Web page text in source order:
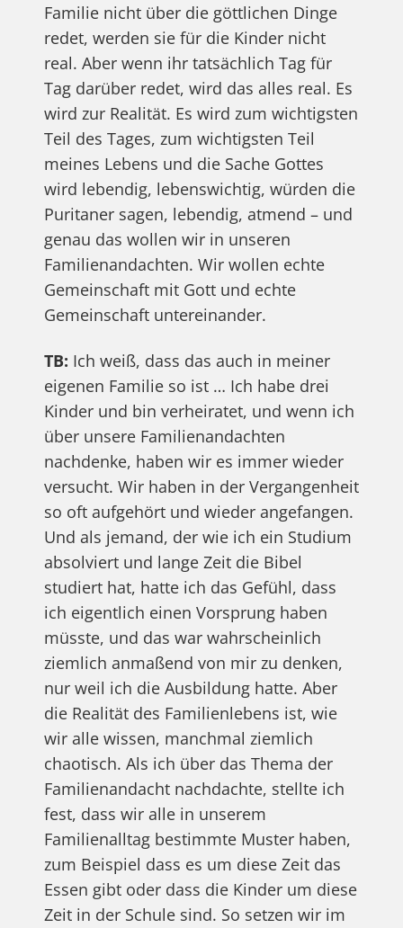
Familie nicht über die göttlichen Dinge
redet, werden sie für die Kinder nicht
real. Aber wenn ihr tatsächlich Tag für
Tag darüber redet, wird das alles real. Es
wird zur Realität. Es wird zum wichtigsten
Teil des Tages, zum wichtigsten Teil
meines Lebens und die Sache Gottes
wird lebendig, lebenswichtig, würden die
Puritaner sagen, lebendig, atmend – und
genau das wollen wir in unseren
Familienandachten. Wir wollen echte
Gemeinschaft mit Gott und echte
Gemeinschaft untereinander.
TB: Ich weiß, dass das auch in meiner
eigenen Familie so ist … Ich habe drei
Kinder und bin verheiratet, und wenn ich
über unsere Familienandachten
nachdenke, haben wir es immer wieder
versucht. Wir haben in der Vergangenheit
so oft aufgehört und wieder angefangen.
Und als jemand, der wie ich ein Studium
absolviert und lange Zeit die Bibel
studiert hat, hatte ich das Gefühl, dass
ich eigentlich einen Vorsprung haben
müsste, und das war wahrscheinlich
ziemlich anmaßend von mir zu denken,
nur weil ich die Ausbildung hatte. Aber
die Realität des Familienlebens ist, wie
wir alle wissen, manchmal ziemlich
chaotisch. Als ich über das Thema der
Familienandacht nachdachte, stellte ich
fest, dass wir alle in unserem
Familienalltag bestimmte Muster haben,
zum Beispiel dass es um diese Zeit das
Essen gibt oder dass die Kinder um diese
Zeit in der Schule sind. So setzen wir im